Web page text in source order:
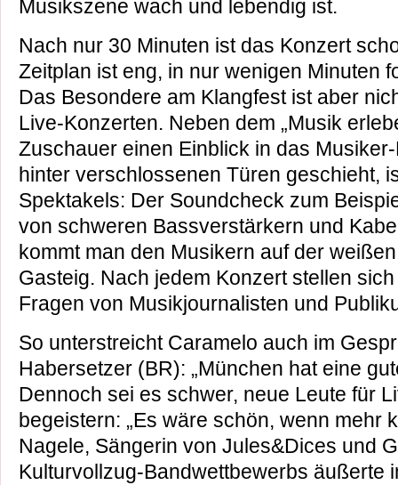
Musikszene wach und lebendig ist.
Nach nur 30 Minuten ist das Konzert
Zeitplan ist eng, in nur wenigen Minuten
Das Besondere am Klangfest ist aber
Live-Konzerten. Neben dem „Musik
Zuschauer einen Einblick in das
hinter verschlossenen Türen geschieht,
Spektakels: Der Soundcheck zum
von schweren Bassverstärkern und
kommt man den Musikern auf der
Gasteig. Nach jedem Konzert stellen
Fragen von Musikjournalisten und
So unterstreicht Caramelo auch im
Habersetzer (BR): „München hat eine
Dennoch sei es schwer, neue Leute für
begeistern: „Es wäre schön, wenn mehr
Nagele, Sängerin von Jules&Dices und
Kulturvollzug-Bandwettbewerbs äußerte